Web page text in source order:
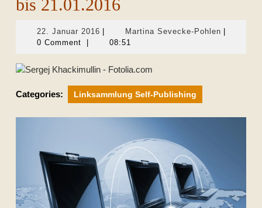
bis 21.01.2016
22. Januar 2016 22.
Januar
Martina Sevecke-PohlenMartina
0 Comment
08:51
Categories: Linksammlung Self-Publishing